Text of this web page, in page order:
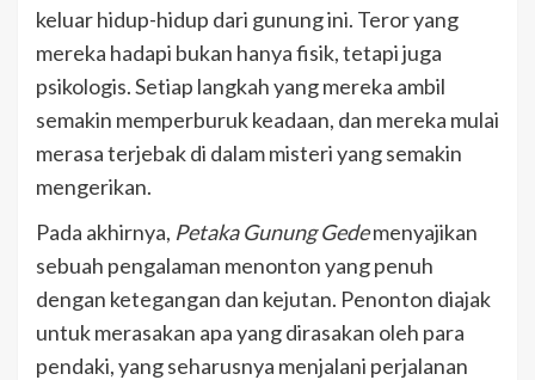
keluar hidup-hidup dari gunung ini. Teror yang
mereka hadapi bukan hanya fisik, tetapi juga
psikologis. Setiap langkah yang mereka ambil
semakin memperburuk keadaan, dan mereka mulai
merasa terjebak di dalam misteri yang semakin
mengerikan.
Pada akhirnya, Petaka Gunung Gedemenyajikan
sebuah pengalaman menonton yang penuh
dengan ketegangan dan kejutan. Penonton diajak
untuk merasakan apa yang dirasakan oleh para
pendaki, yang seharusnya menjalani perjalanan